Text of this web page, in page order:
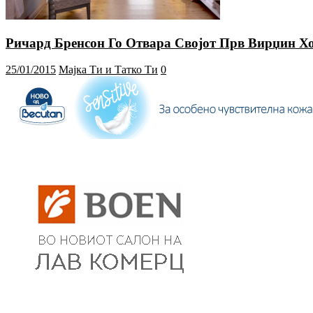
Ричард Бренсон Го Отвара Својот Прв Вирџин
25/01/2015 Мајка Ти и Татко Ти 0